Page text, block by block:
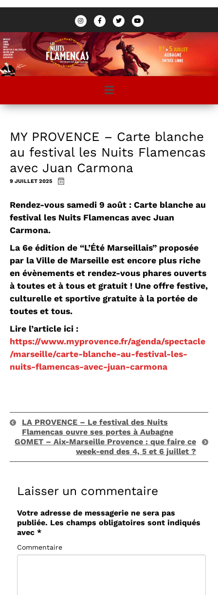
MY PROVENCE – Carte blanche
au festival les Nuits Flamencas
avec Juan Carmona
9 JUILLET 2025
Rendez-vous samedi 9 août : Carte blanche au
festival les Nuits Flamencas avec Juan
Carmona.
La 6e édition de “L’Été Marseillais” proposée
par la Ville de Marseille est encore plus riche
en évènements et rendez-vous phares ouverts
à toutes et à tous et gratuit ! Une offre festive,
culturelle et sportive gratuite à la portée de
toutes et tous.
Lire l’article ici :
https://www.myprovence.fr/agenda/spectacle
/marseille/carte-blanche-au-festival-les-
nuits-flamencas-avec-juan-carmona
LA PROVENCE – Le festival des Nuits
Flamencas ouvre ses portes à Aubagne
GOMET – Aix-Marseille Provence : que faire ce
week-end des 4, 5 et 6 juillet ?
Laisser un commentaire
Votre adresse de messagerie ne sera pas
publiée. Les champs obligatoires sont indiqués
avec *
Commentaire